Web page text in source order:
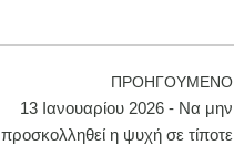
ΠΡΟΗΓΟΥΜΕΝΟ
13 Ιανουαρίου 2026 - Να μην
προσκολληθεί η ψυχή σε τίποτε